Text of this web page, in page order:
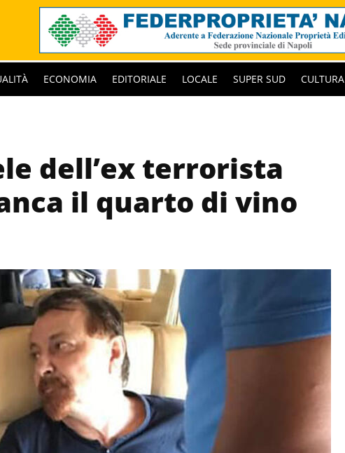
ECONOMIA EDITORIALE LOCALE SUPER SUD CULTURA
dell’ex terrorista
il quarto di vino